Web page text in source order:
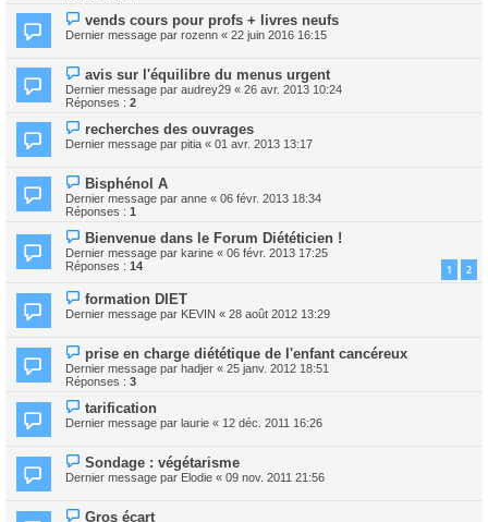
vends cours pour profs + livres neufs
Dernier message par rozenn « 22 juin 2016 16:15
avis sur l'équilibre du menus urgent
Dernier message par audrey29 « 26 avr. 2013 10:24
Réponses : 2
recherches des ouvrages
Dernier message par pitia « 01 avr. 2013 13:17
Bisphénol A
Dernier message par anne « 06 févr. 2013 18:34
Réponses : 1
Bienvenue dans le Forum Diététicien !
Dernier message par karine « 06 févr. 2013 17:25
Réponses : 14 1 2
formation DIET
Dernier message par KEVIN « 28 août 2012 13:29
prise en charge diététique de l'enfant cancéreux
Dernier message par hadjer « 25 janv. 2012 18:51
Réponses : 3
tarification
Dernier message par laurie « 12 déc. 2011 16:26
Sondage : végétarisme
Dernier message par Elodie « 09 nov. 2011 21:56
Gros écart